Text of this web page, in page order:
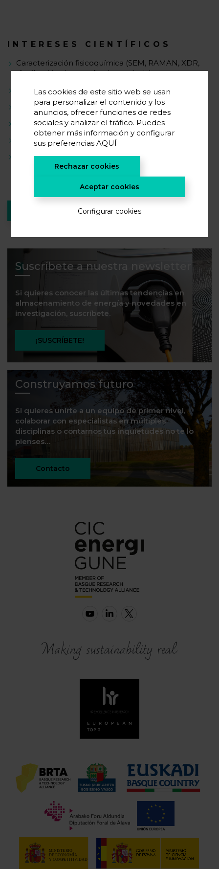
INTERESES CIENTÍFICOS
Caracterización fisicoquímica (SEM, RAMAN, XDR,
distribución de tamaño de partícula)
Electroquímica
Fabricación de Slurrys.
Ensamblado de Coin cells y Pouch cells.
Fabricación de laminados.
Medidas de Reología.
VOLVER A EQUIPO
Suscríbete a nuestra newsletter
Si quieres conocer las últimas tendencias en
almacenamiento de energía y novedades en
investigación, suscríbete.
¡SUSCRÍBETE!
Construyamos futuro
Si quieres unirte a un equipo de primer nivel,
colaborar con especialistas en múltiples
disciplinas o contarnos tus inquietudes no te lo
pienses…
Contacto
Las cookies de este sitio web se usan
para personalizar el contenido y los
anuncios, ofrecer funciones de redes
sociales y analizar el tráfico. Puedes
obtener más información y configurar
sus preferenciasAQUÍ
Rechazar cookies
Aceptar cookies
Configurar cookies